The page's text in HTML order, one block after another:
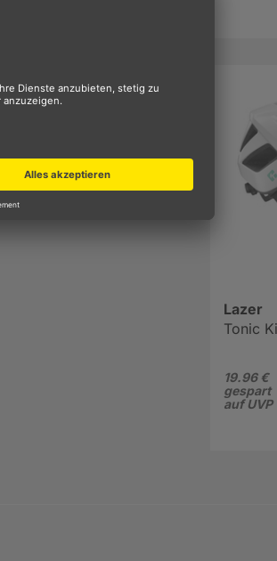
der einen großen
des Helms
Kopf anzupassen. Die
des Drehrads
Lazer
Tonic
19.96 €
gespart
auf UVP